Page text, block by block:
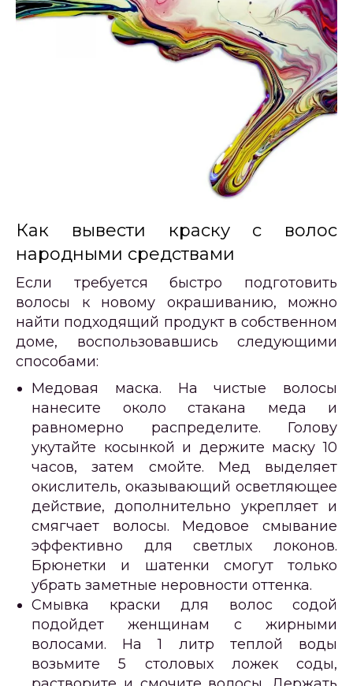
Как вывести краску с волос
народными средствами
Если требуется быстро подготовить
волосы к новому окрашиванию, можно
найти подходящий продукт в собственном
доме, воспользовавшись следующими
способами:
Медовая маска. На чистые волосы
нанесите около стакана меда и
равномерно распределите. Голову
укутайте косынкой и держите маску 10
часов, затем смойте. Мед выделяет
окислитель, оказывающий осветляющее
действие, дополнительно укрепляет и
смягчает волосы. Медовое смывание
эффективно для светлых локонов.
Брюнетки и шатенки смогут только
убрать заметные неровности оттенка.
Смывка краски для волос содой
подойдет женщинам с жирными
волосами. На 1 литр теплой воды
возьмите 5 столовых ложек соды,